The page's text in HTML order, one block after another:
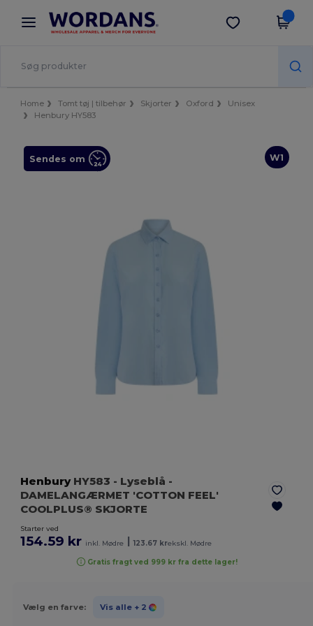
× Wordans-app
Bedre priser i appen!
Hent app
Home Tomt tøj | tilbehør Skjorter Oxford
Unisex
Henbury HY583
W1
Sendes om
HenburyHY583 - Lyseblå -
DAMELANGÆRMET 'COTTON FEEL'
COOLPLUS® SKJORTE
Starter ved
154.59 kr inkl. Mødre 123.67 krekskl. Mødre
Gratis fragt ved 999 kr fra dette lager!
Vælg en farve: Vis alle + 2